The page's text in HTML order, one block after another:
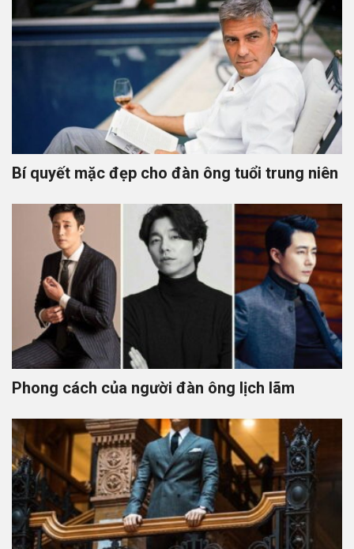
Bí quyết mặc đẹp cho đàn ông tuổi trung niên
Phong cách của người đàn ông lịch lãm